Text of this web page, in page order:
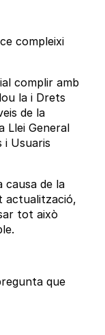
compleixi
complir amb
la i Drets
de la
Llei General
i Usuaris
causa de la
actualització,
tot això
que